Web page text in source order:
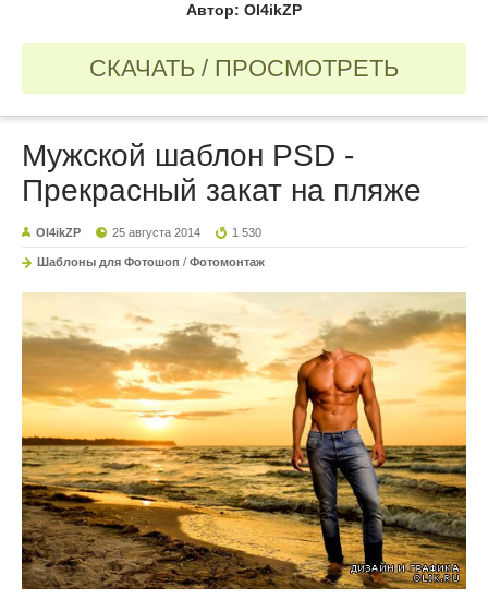
Автор: Ol4ikZP
СКАЧАТЬ / ПРОСМОТРЕТЬ
Мужской шаблон PSD -
Прекрасный закат на пляже
Ol4ikZP 25 августа 2014 1 530
Шаблоны для Фотошоп / Фотомонтаж